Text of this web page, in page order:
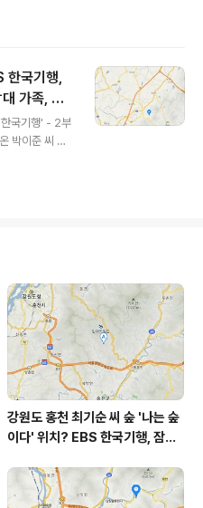
했다고 하는데
: 전라남도 여
두모리 105
검색되고, 다
검색되네요.
한국기행,
가족, 영
감 과수원
볼 만한 곳
행' - 2부
박이준 씨 부
, 3대 가족으
= befreepar
표시된 곳이
원 수농원 위
좌측 하단에
강원도 홍천 최기순 씨 숲 '나는 숲
이다' 위치? EBS 한국기행, 잠시
군 최기순 씨 캠핑장 펜션 어디? /
강원도 홍천군 가볼 만한 곳, (구)